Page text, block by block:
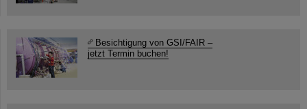
Besichtigung von GSI/FAIR –
jetzt Termin buchen!